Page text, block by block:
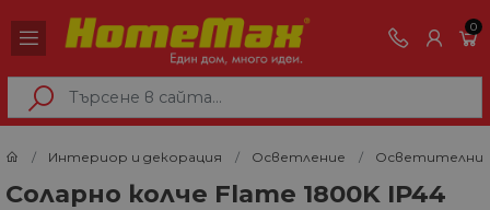
0
Интериор и декорация Осветление Осветителни
Соларно колче Flame 1800K IP44